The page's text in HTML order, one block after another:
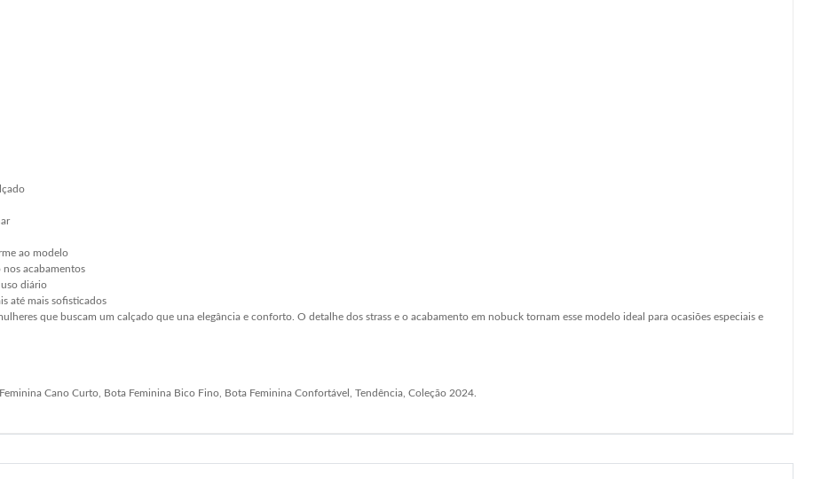
ao modelo
acabamentos
diário
até mais sofisticados
que buscam um calçado que una elegância e conforto. O detalhe dos strass e o acabamento em nobuck tornam esse modelo ideal para ocasiões especiais e
Cano Curto, Bota Feminina Bico Fino, Bota Feminina Confortável, Tendência, Coleção 2024.